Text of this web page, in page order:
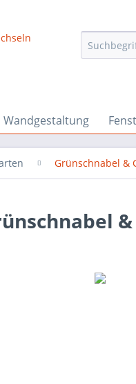
Wandgestaltung
Grünschnabel &
&